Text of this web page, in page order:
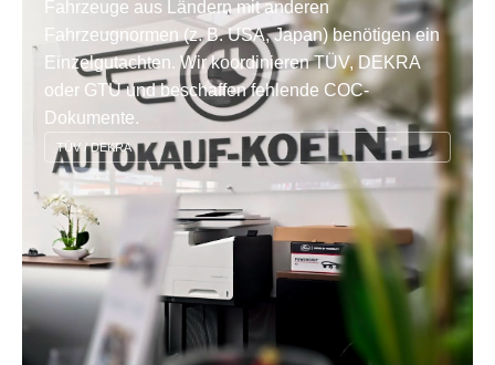
Fahrzeuge aus Ländern mit anderen
Fahrzeugnormen (z. B. USA, Japan) benötigen ein
Einzelgutachten. Wir koordinieren TÜV, DEKRA
oder GTÜ und beschaffen fehlende COC-
Dokumente.
TÜV / DEKRA